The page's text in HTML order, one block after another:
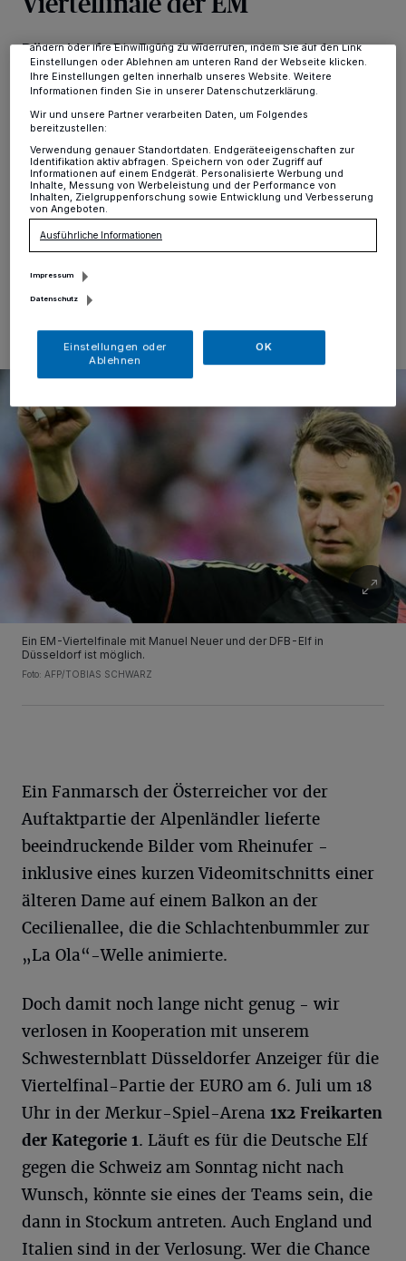
Düsseldorf·Die Fußball-Europameisterschaft
entwickelt sich für Deutschland, aber insbesondere
auch für Düsseldorf zu einem begeisternden Sport-
zentrale Anlaufstelle von Fans aus ganz Europa
anderen Städten NRWs den Weg danach in Richtung
Düsseldorf sucht. Schotten, Franzosen, Engländer,
Ukrainer und natürlich deutsche Anhänger bevölkern
die Fanzonen und Altstadtkneipen.
Ein EM-Viertelfinale mit Manuel Neuer und der DFB-Elf in
Düsseldorf ist möglich.
Foto: AFP/TOBIAS SCHWARZ
Ein Fanmarsch der Österreicher vor der
Auftaktpartie der Alpenländler lieferte
beeindruckende Bilder vom Rheinufer -
inklusive eines kurzen Videomitschnitts einer
älteren Dame auf einem Balkon an der
Cecilienallee, die die Schlachtenbummler zur
„La Ola“-Welle animierte.
Doch damit noch lange nicht genug - wir
verlosen in Kooperation mit unserem
Schwesternblatt Düsseldorfer Anzeiger für die
Viertelfinal-Partie der EURO am 6. Juli um 18
Uhr in der Merkur-Spiel-Arena 1x2 Freikarten
der Kategorie 1. Läuft es für die Deutsche Elf
gegen die Schweiz am Sonntag nicht nach
Wunsch, könnte sie eines der Teams sein, die
dann in Stockum antreten. Auch England und
Italien sind in der Verlosung. Wer die Chance
Zwecke. Wenn Tracker deaktiviert sind, sind manche Inhalte und
ändern oder Ihre Einwilligung zu widerrufen, indem Sie auf den Link
Einstellungen oder Ablehnen am unteren Rand der Webseite klicken.
Ihre Einstellungen gelten innerhalb unseres Website. Weitere
Informationen finden Sie in unserer Datenschutzerklärung.
Wir und unsere Partner verarbeiten Daten, um Folgendes
bereitzustellen:
Verwendung genauer Standortdaten. Endgeräteeigenschaften zur
Identifikation aktiv abfragen. Speichern von oder Zugriff auf
Informationen auf einem Endgerät. Personalisierte Werbung und
Inhalte, Messung von Werbeleistung und der Performance von
Inhalten, Zielgruppenforschung sowie Entwicklung und Verbesserung
von Angeboten.
Ausführliche Informationen
Impressum
Datenschutz
Einstellungen oder
Ablehnen
OK